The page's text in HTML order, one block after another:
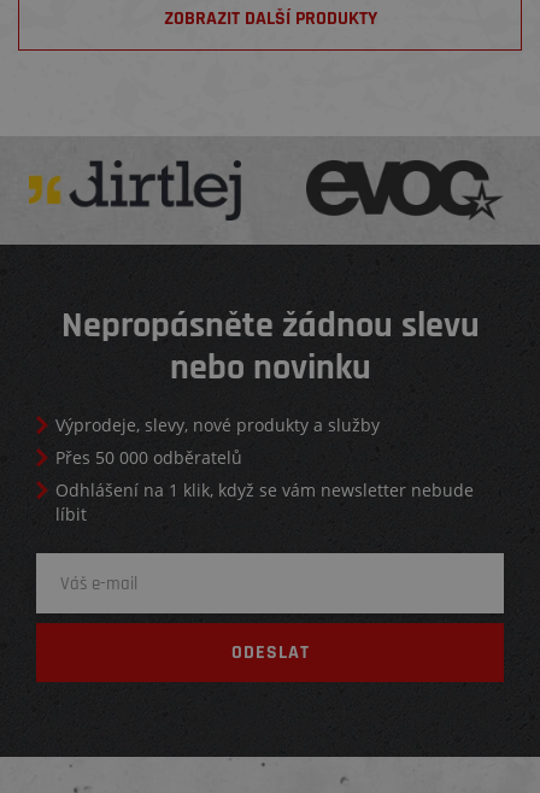
ZOBRAZIT DALŠÍ PRODUKTY
Nepropásněte žádnou slevu
nebo novinku
Výprodeje, slevy, nové produkty a služby
Přes 50 000 odběratelů
Odhlášení na 1 klik, když se vám newsletter nebude
líbit